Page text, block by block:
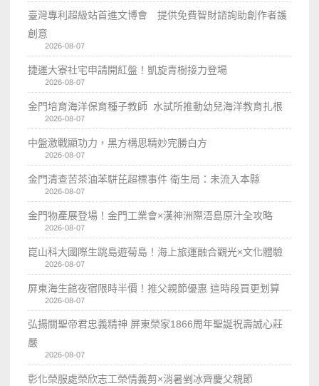
臺灣專利超級站首進文博會 提供免費智財諮詢助創作者護
創意
2026-08-07
捷運大寮社宅申請開紅盤！凱旋青樹接力登場
2026-08-07
金門培育海洋保育種子教師 水試所推動幼兒海洋教育扎根
2026-08-07
中盤激戰顯功力，黑方構思精妙完勝白方
2026-08-07
金門清查苦茶油苯駢芘超標事件 衛生局：未流入本縣
2026-08-07
金門物產展登場！金門工業會×漢神洲際浯島原汁全攻略
2026-08-07
崑山科大國際生跳島遊菊島！海上旅運融合觀光×文化體驗
2026-08-07
屏東海生館夜宿限時半價！推父親節優惠 這時段買更划算
2026-08-07
弘揚關聖帝君忠義精神 屏東榮家1866周年聖誕祝壽誠心莊
嚴
2026-08-07
彰化榮服處榮欣志工榮情義剪×消暑剉冰齊慶父親節